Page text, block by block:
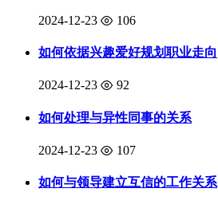
2024-12-23 106
如何依据兴趣爱好规划职业走向
2024-12-23 92
如何处理与异性同事的关系
2024-12-23 107
如何与领导建立互信的工作关系